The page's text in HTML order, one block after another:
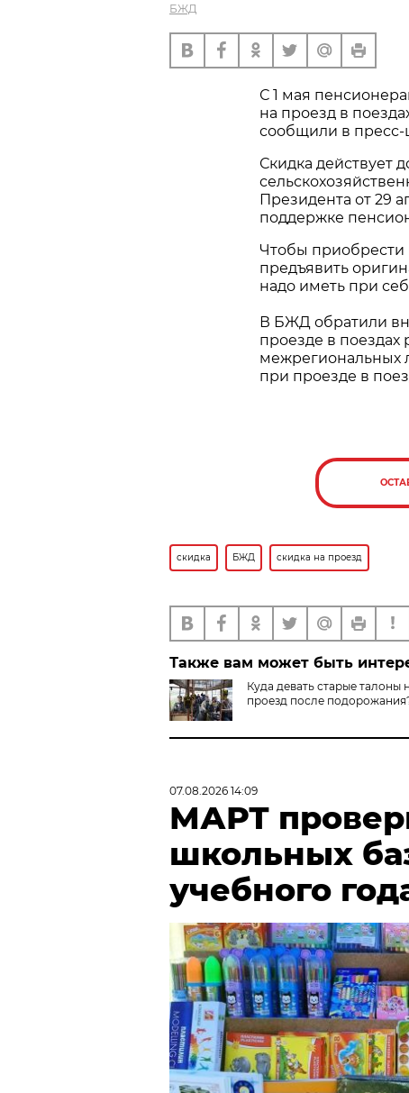
БЖД
С 1 мая
на проезд в
сообщили в
Скидка действует
Президента от 29
поддержке
Чтобы приобрести
предъявить
надо иметь при
В БЖД обратили
проезде в поездах
межрегиональных
при проезде в
скидка БЖД скидка на проезд
Также вам может быть
Куда девать старые талоны
проезд после
07.08.2026 14:09
МАРТ
школьных
учебного